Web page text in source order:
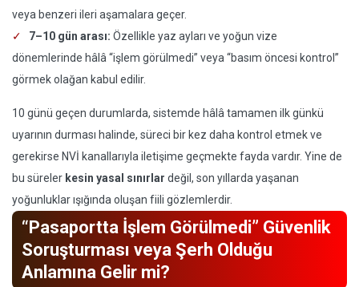
veya benzeri ileri aşamalara geçer.
7–10 gün arası: Özellikle yaz ayları ve yoğun vize
dönemlerinde hâlâ “işlem görülmedi” veya “basım öncesi kontrol”
görmek olağan kabul edilir.
10 günü geçen durumlarda, sistemde hâlâ tamamen ilk günkü
uyarının durması halinde, süreci bir kez daha kontrol etmek ve
gerekirse NVİ kanallarıyla iletişime geçmekte fayda vardır. Yine de
bu süreler kesin yasal sınırlar değil, son yıllarda yaşanan
yoğunluklar ışığında oluşan fiili gözlemlerdir.
“Pasaportta İşlem Görülmedi” Güvenlik
Soruşturması veya Şerh Olduğu
Anlamına Gelir mi?